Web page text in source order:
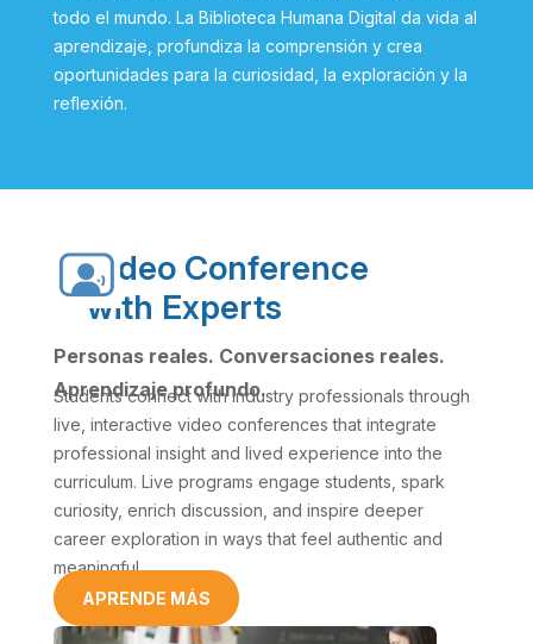
todo el mundo. La Biblioteca Humana Digital da vida al
aprendizaje, profundiza la comprensión y crea
oportunidades para la curiosidad, la exploración y la
reflexión.
Video Conference
with Experts
Personas reales. Conversaciones reales.
Aprendizaje profundo.
Students connect with industry professionals through
live, interactive video conferences that integrate
professional insight and lived experience into the
curriculum. Live programs engage students, spark
curiosity, enrich discussion, and inspire deeper
career exploration in ways that feel authentic and
meaningful.
APRENDE MÁS